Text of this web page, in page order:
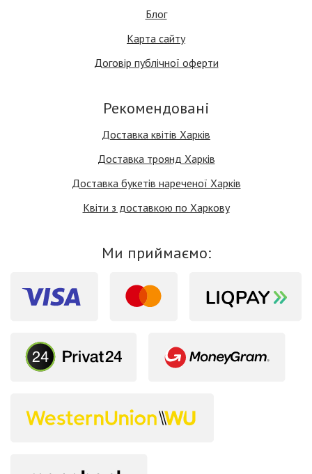
Блог
Карта сайту
Договір публічної оферти
Рекомендовані
Доставка квітів Харків
Доставка троянд Харків
Доставка букетів нареченої Харків
Квіти з доставкою по Харкову
Ми приймаємо: